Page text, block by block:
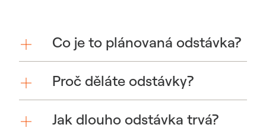
Co je to plánovaná odstávka?
Proč děláte odstávky?
Jak dlouho odstávka trvá?